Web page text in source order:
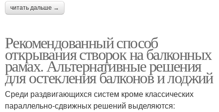
читать дальше →
Рекомендованный способ
открывания створок на балконных
рамах. Альтернативные решения
для остекления балконов и лоджий
Среди раздвигающихся систем кроме классических
параллельно-сдвижных решений выделяются: